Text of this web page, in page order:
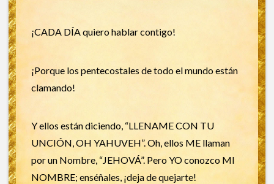
¡CADA DÍA quiero hablar contigo!
¡Porque los pentecostales de todo el mundo están
clamando!
Y ellos están diciendo, “LLENAME CON TU
UNCIÓN, OH YAHUVEH”. Oh, ellos ME llaman
por un Nombre, “JEHOVÁ”. Pero YO conozco MI
NOMBRE; enséñales, ¡deja de quejarte!